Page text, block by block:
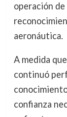
operación
aeronáutica.
A medida
continuó
confianza